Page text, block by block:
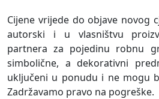
Cijene vrijede do objave novog
autorski i u vlasništvu
partnera za pojedinu robnu
simbolične, a dekorativni
uključeni u ponudu i ne mogu
Zadržavamo pravo na pogreške.